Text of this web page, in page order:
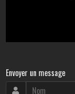
Envoyer un message